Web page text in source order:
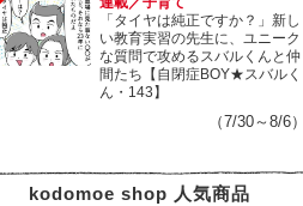
「タイヤは純正ですか？」新し
い教育実習の先生に、ユニーク
な質問で攻めるスバルくんと仲
間たち【自閉症BOY★スバルく
ん・143】
（7/30～8/6）
kodomoe shop 人気商品